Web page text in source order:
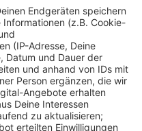
Geisterfahrerunfall